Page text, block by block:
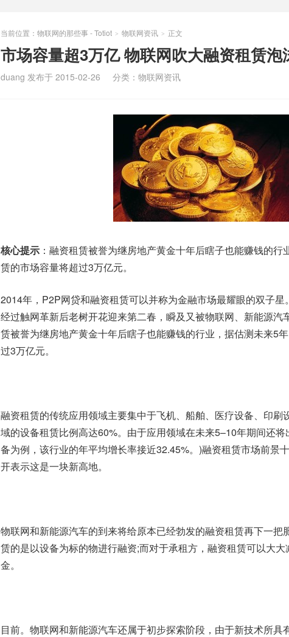
当前位置： 物联网的那些事 - Totiot > 物联网资讯 > 正文
市场容量超3万亿 物联网吹大融资租赁泡
duang 发布于 2015-02-26 分类： 物联网资讯
核心提示 ：融资租赁被誉为继房地产黄金十年后瞎子也能赚钱的行
赁的市场容量将超过3万亿元。
2014年，P2P网贷和融资租赁可以并称为金融市场最耀眼的双子
经过触网革新后老树开花迎来第二春，瞬及又被物联网、新能源汽
赁被誉为继房地产黄金十年后瞎子也能赚钱的行业，据估测未来5
过3万亿元。
融资租赁的传统应用领域主要集中于飞机、船舶、医疗设备、印刷
域的设备租赁比例高达60%。由于应用领域在未来5–10年期间还
备为例，该行业的年平均增长率接近32.45%。)融资租赁市场前景
开表示这是一块新高地。
物联网和新能源汽车的到来将给原本已经勃发的融资租赁再下一把
赁的是以设备为标的物进行融资;而对于承租方，融资租赁可以大
金。
目前。物联网和新能源汽车还属于初步探索阶段，由于新技术所具